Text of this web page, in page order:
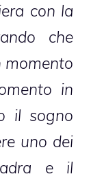
con la
che
momento
in
il sogno
uno dei
e il